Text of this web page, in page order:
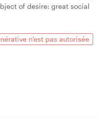
of desire: great social
n'est pas autorisée